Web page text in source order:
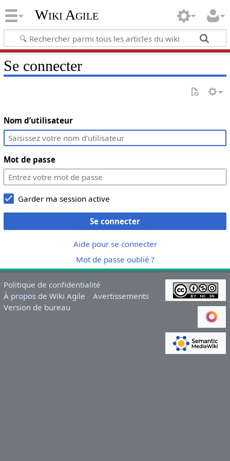
Wiki Agile
Se connecter
Nom d’utilisateur
Mot de passe
Garder ma session active
Se connecter
Aide pour se connecter
Mot de passe oublié ?
Politique de confidentialité
À propos de Wiki Agile
Avertissements
Version de bureau